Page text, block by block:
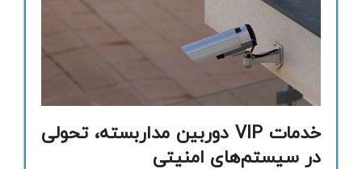
خدمات VIP دوربین مداربسته، تحولی
در سیستم‌های امنیتی